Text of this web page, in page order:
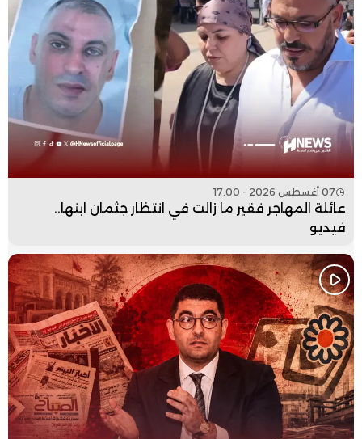
07 أغسطس 2026 - 17:00
عائلة المهاجر فقير ما زالت في انتظار جثمان ابنها..
فيديو